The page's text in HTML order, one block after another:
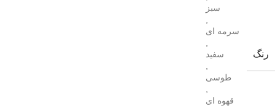
رنگ
سبز
سرمه ای
سفید
طوسی
قهوه ای